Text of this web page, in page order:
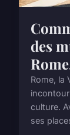
des
Rome, la
culture.
ses